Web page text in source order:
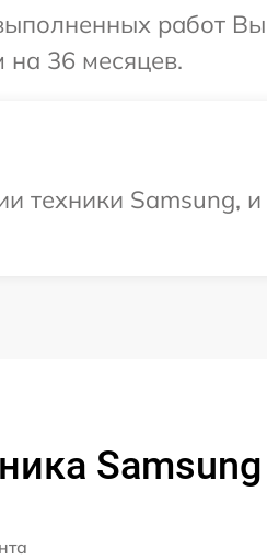
работ
на 36 месяцев.
техники Samsung,
Samsung